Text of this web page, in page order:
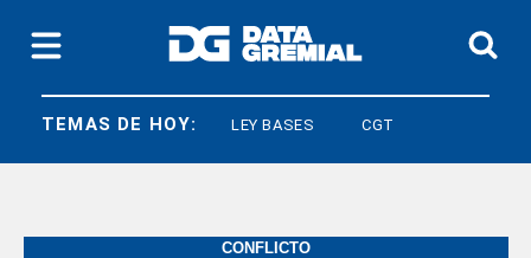
TEMAS DE HOY:
JUBILACIONES LEY BASES CGT
CONFLICTO